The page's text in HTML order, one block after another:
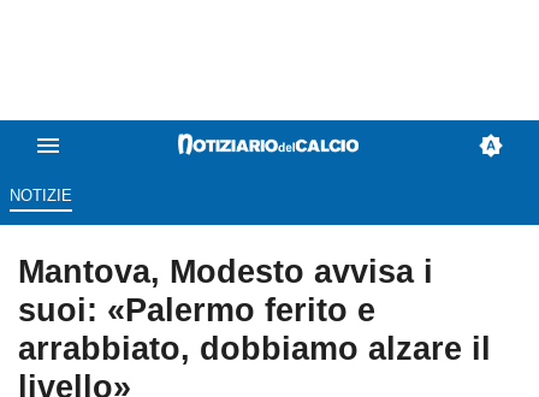
NOTIZIE
Mantova, Modesto avvisa i
suoi: «Palermo ferito e
arrabbiato, dobbiamo alzare il
livello»